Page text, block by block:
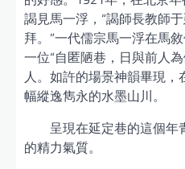
謁見馬一浮，“謁師長教師
拜。”一代儒宗馬一浮在馬
一位“自匿陋巷，日與前人
人。如許的場景神韻畢現
幅縱逸雋永的水墨山川。
呈現在延定巷的這個年
的精力氣質。